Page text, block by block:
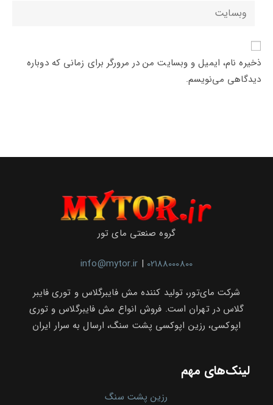
نام‌کاربری
را
وارد
کنید
آدرس
خود
را
وارد
وبسایت
خود
را
وارد
کنید
ذخیره نام، ایمیل و وبسایت من در مرورگر برای زمانی که دوباره
دیدگاهی می‌نویسم.
گروه صنعتی مای تور
info@mytor.ir | 02188000800
شرکت مای‌تور، تولید کننده مش فایبرگلاس و توری فایبر
گلاس در تهران است. فروش انواع مش فایبرگلاس و توری
اپوکسی، رزین اپوکسی پشت سنگ، ارسال به سرار ایران
لینک‌های مهم
رزین پشت سنگ